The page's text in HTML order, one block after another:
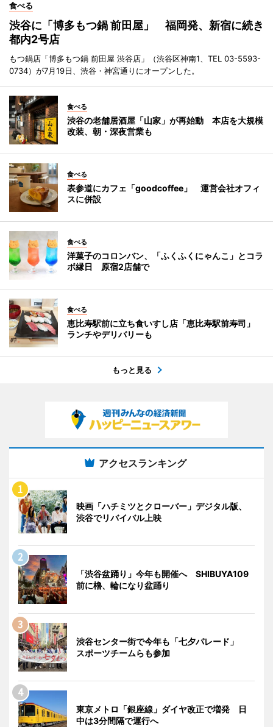
食べる
渋谷に「博多もつ鍋 前田屋」 福岡発、新宿に続き
都内2号店
もつ鍋店「博多もつ鍋 前田屋 渋谷店」（渋谷区神南1、TEL 03-5593-
0734）が7月19日、渋谷・神宮通りにオープンした。
食べる
渋谷の老舗居酒屋「山家」が再始動 本店を大規模
改装、朝・深夜営業も
食べる
表参道にカフェ「goodcoffee」 運営会社オフィ
スに併設
食べる
洋菓子のコロンバン、「ふくふくにゃんこ」とコラ
ボ縁日 原宿2店舗で
食べる
恵比寿駅前に立ち食いすし店「恵比寿駅前寿司」
ランチやデリバリーも
もっと見る
アクセスランキング
映画「ハチミツとクローバー」デジタル版、
渋谷でリバイバル上映
「渋谷盆踊り」今年も開催へ SHIBUYA109
前に櫓、輪になり盆踊り
渋谷センター街で今年も「七夕パレード」
スポーツチームらも参加
東京メトロ「銀座線」ダイヤ改正で増発 日
中は3分間隔で運行へ